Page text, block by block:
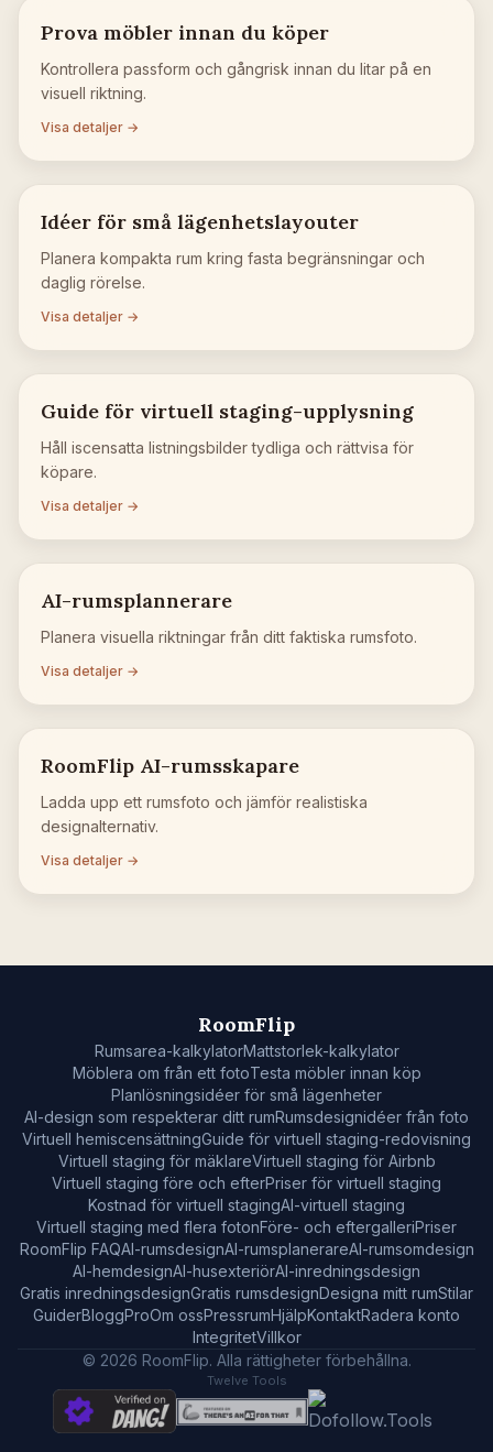
Prova möbler innan du köper
Kontrollera passform och gångrisk innan du litar på en
visuell riktning.
Visa detaljer →
Idéer för små lägenhetslayouter
Planera kompakta rum kring fasta begränsningar och
daglig rörelse.
Visa detaljer →
Guide för virtuell staging-upplysning
Håll iscensatta listningsbilder tydliga och rättvisa för
köpare.
Visa detaljer →
AI-rumsplannerare
Planera visuella riktningar från ditt faktiska rumsfoto.
Visa detaljer →
RoomFlip AI-rumsskapare
Ladda upp ett rumsfoto och jämför realistiska
designalternativ.
Visa detaljer →
RoomFlip
Rumsarea-kalkylatorMattstorlek-kalkylator
Möblera om från ett fotoTesta möbler innan köp
Planlösningsidéer för små lägenheter
AI-design som respekterar ditt rumRumsdesignidéer från foto
Virtuell hemiscensättningGuide för virtuell staging-redovisning
Virtuell staging för mäklareVirtuell staging för Airbnb
Virtuell staging före och efterPriser för virtuell staging
Kostnad för virtuell stagingAI-virtuell staging
Virtuell staging med flera fotonFöre- och eftergalleriPriser
RoomFlip FAQAI-rumsdesignAI-rumsplanerareAI-rumsomdesign
AI-hemdesignAI-husexteriörAI-inredningsdesign
Gratis inredningsdesignGratis rumsdesignDesigna mitt rumStilar
GuiderBloggProOm ossPressrumHjälpKontaktRadera konto
IntegritetVillkor
© 2026 RoomFlip. Alla rättigheter förbehållna.
Twelve Tools